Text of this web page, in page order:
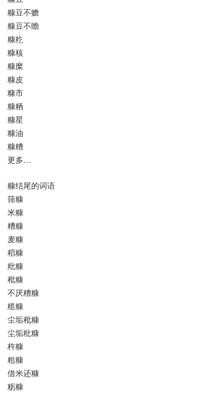
糠豆不赡
糠豆不瞻
糠籺
糠核
糠糜
糠皮
糠市
糠粞
糠星
糠油
糠糟
更多…
糠结尾的词语
筛糠
米糠
糟糠
麦糠
稻糠
粃糠
秕糠
不厌糟糠
糙糠
尘垢秕糠
尘垢粃糠
杵糠
粗糠
借米还糠
粝糠